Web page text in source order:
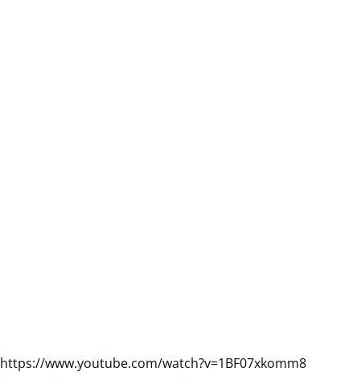
https://www.youtube.com/watch?v=1BF07xkomm8